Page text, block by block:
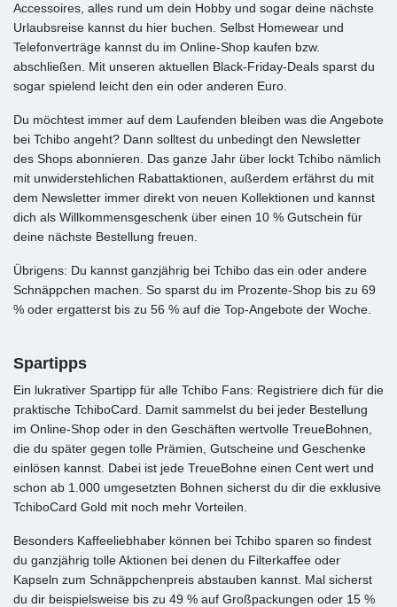
Accessoires, alles rund um dein Hobby und sogar deine nächste
Urlaubsreise kannst du hier buchen. Selbst Homewear und
Telefonverträge kannst du im Online-Shop kaufen bzw.
abschließen. Mit unseren aktuellen Black-Friday-Deals sparst du
sogar spielend leicht den ein oder anderen Euro.
Du möchtest immer auf dem Laufenden bleiben was die Angebote
bei Tchibo angeht? Dann solltest du unbedingt den Newsletter
des Shops abonnieren. Das ganze Jahr über lockt Tchibo nämlich
mit unwiderstehlichen Rabattaktionen, außerdem erfährst du mit
dem Newsletter immer direkt von neuen Kollektionen und kannst
dich als Willkommensgeschenk über einen 10 % Gutschein für
deine nächste Bestellung freuen.
Übrigens: Du kannst ganzjährig bei Tchibo das ein oder andere
Schnäppchen machen. So sparst du im Prozente-Shop bis zu 69
% oder ergatterst bis zu 56 % auf die Top-Angebote der Woche.
Spartipps
Ein lukrativer Spartipp für alle Tchibo Fans: Registriere dich für die
praktische TchiboCard. Damit sammelst du bei jeder Bestellung
im Online-Shop oder in den Geschäften wertvolle TreueBohnen,
die du später gegen tolle Prämien, Gutscheine und Geschenke
einlösen kannst. Dabei ist jede TreueBohne einen Cent wert und
schon ab 1.000 umgesetzten Bohnen sicherst du dir die exklusive
TchiboCard Gold mit noch mehr Vorteilen.
Besonders Kaffeeliebhaber können bei Tchibo sparen so findest
du ganzjährig tolle Aktionen bei denen du Filterkaffee oder
Kapseln zum Schnäppchenpreis abstauben kannst. Mal sicherst
du dir beispielsweise bis zu 49 % auf Großpackungen oder 15 %